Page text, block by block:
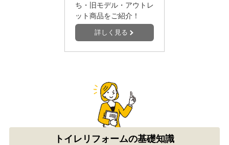
ち・旧モデル・アウトレ
ット商品をご紹介！
詳しく見る
トイレリフォームの基礎知識